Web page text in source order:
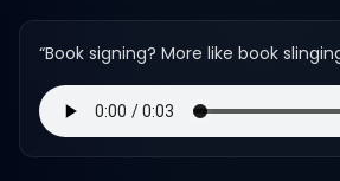
“Book signing? More like book